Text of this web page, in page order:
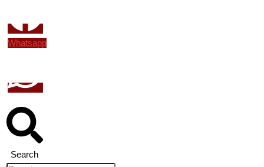
Whatsapp
Search